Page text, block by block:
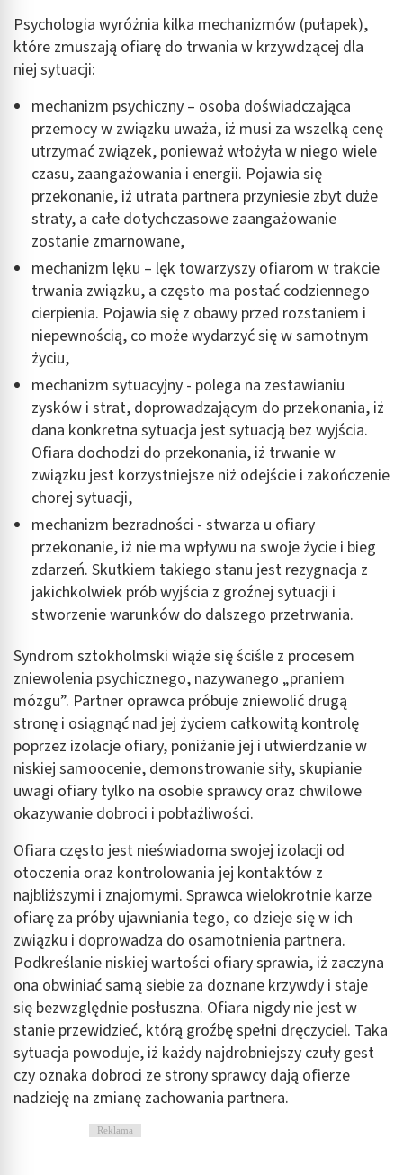
Psychologia wyróżnia kilka mechanizmów (pułapek),
które zmuszają ofiarę do trwania w krzywdzącej dla
niej sytuacji:
mechanizm psychiczny – osoba doświadczająca
przemocy w związku uważa, iż musi za wszelką cenę
utrzymać związek, ponieważ włożyła w niego wiele
czasu, zaangażowania i energii. Pojawia się
przekonanie, iż utrata partnera przyniesie zbyt duże
straty, a całe dotychczasowe zaangażowanie
zostanie zmarnowane,
mechanizm lęku – lęk towarzyszy ofiarom w trakcie
trwania związku, a często ma postać codziennego
cierpienia. Pojawia się z obawy przed rozstaniem i
niepewnością, co może wydarzyć się w samotnym
życiu,
mechanizm sytuacyjny - polega na zestawianiu
zysków i strat, doprowadzającym do przekonania, iż
dana konkretna sytuacja jest sytuacją bez wyjścia.
Ofiara dochodzi do przekonania, iż trwanie w
związku jest korzystniejsze niż odejście i zakończenie
chorej sytuacji,
mechanizm bezradności - stwarza u ofiary
przekonanie, iż nie ma wpływu na swoje życie i bieg
zdarzeń. Skutkiem takiego stanu jest rezygnacja z
jakichkolwiek prób wyjścia z groźnej sytuacji i
stworzenie warunków do dalszego przetrwania.
Syndrom sztokholmski wiąże się ściśle z procesem
zniewolenia psychicznego, nazywanego „praniem
mózgu”. Partner oprawca próbuje zniewolić drugą
stronę i osiągnąć nad jej życiem całkowitą kontrolę
poprzez izolacje ofiary, poniżanie jej i utwierdzanie w
niskiej samoocenie, demonstrowanie siły, skupianie
uwagi ofiary tylko na osobie sprawcy oraz chwilowe
okazywanie dobroci i pobłażliwości.
Ofiara często jest nieświadoma swojej izolacji od
otoczenia oraz kontrolowania jej kontaktów z
najbliższymi i znajomymi. Sprawca wielokrotnie karze
ofiarę za próby ujawniania tego, co dzieje się w ich
związku i doprowadza do osamotnienia partnera.
Podkreślanie niskiej wartości ofiary sprawia, iż zaczyna
ona obwiniać samą siebie za doznane krzywdy i staje
się bezwzględnie posłuszna. Ofiara nigdy nie jest w
stanie przewidzieć, którą groźbę spełni dręczyciel. Taka
sytuacja powoduje, iż każdy najdrobniejszy czuły gest
czy oznaka dobroci ze strony sprawcy dają ofierze
nadzieję na zmianę zachowania partnera.
Reklama
spersonalizowanych reklam
Tworzenie profili w celu personalizacji treści
Wykorzystywanie profili w celu doboru
spersonalizowanych treści
Pomiar efektywności reklam
Pomiar efektywności treści
Rozumienie odbiorców dzięki statystyce lub
kombinacji danych z różnych źródeł
Rozwój i ulepszanie usług
Wykorzystywanie ograniczonych danych do
wyboru treści
Funkcje specjalne IAB:
Użycie dokładnych danych geolokalizacyjnych
Identyfikowanie urządzeń na podstawie
aktywnie żądanych informacji
Cele przetwarzania inne niż IAB:
Niezbędne
Wydajność (Performance)
Reklama / śledzenie